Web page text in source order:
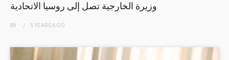
وزيرة الخارجية تصل إلى روسيا الاتحادية
BY 5 YEARSAGO